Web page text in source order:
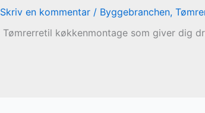
Skriv en kommentar / Byggebranchen,
Tømrerretil køkkenmontage som giver dig